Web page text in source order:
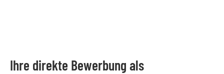
Ihre direkte Bewerbung als